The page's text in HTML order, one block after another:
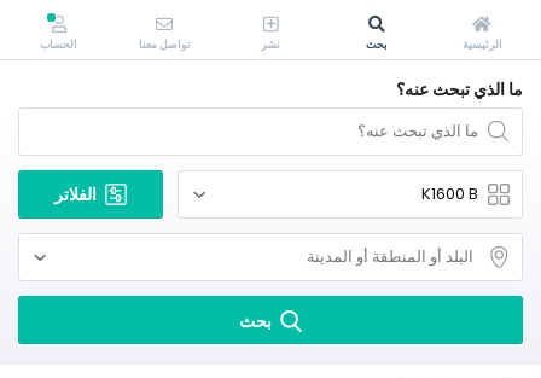
ما الذي تبحث عنه؟
الفلاتر
بحث
الرئيسية بحث نشر تواصل معنا الحساب